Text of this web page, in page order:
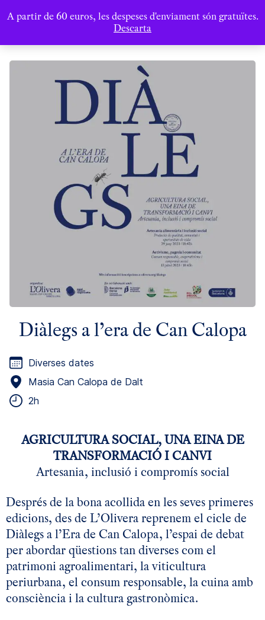
A partir de 60 euros, les despeses d'enviament són gratuïtes.
Descarta
Diàlegs a l’era de Can Calopa
Diverses dates
Masia Can Calopa de Dalt
2h
AGRICULTURA SOCIAL, UNA EINA DE
TRANSFORMACIÓ I CANVI
Artesania, inclusió i compromís social
Després de la bona acollida en les seves primeres
edicions, des de L’Olivera reprenem el cicle de
Diàlegs a l’Era de Can Calopa, l’espai de debat
per abordar qüestions tan diverses com el
patrimoni agroalimentari, la viticultura
periurbana, el consum responsable, la cuina amb
consciència i la cultura gastronòmica.